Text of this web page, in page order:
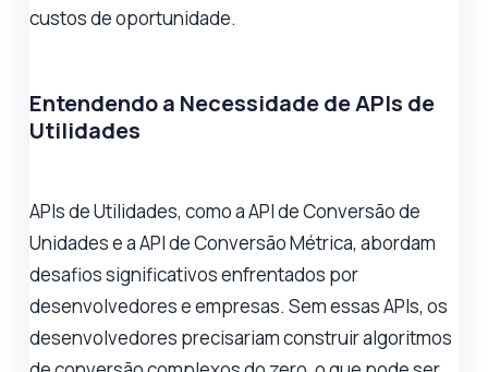
custos de oportunidade.
Entendendo a Necessidade de APIs de
Utilidades
APIs de Utilidades, como a API de Conversão de
Unidades e a API de Conversão Métrica, abordam
desafios significativos enfrentados por
desenvolvedores e empresas. Sem essas APIs, os
desenvolvedores precisariam construir algoritmos